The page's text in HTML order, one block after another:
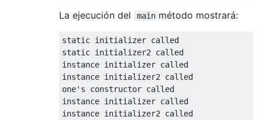
La ejecución del main método mostrará:
static
static initializer2 called
instance initializer called
instance initializer2 called
one' s constructor called
instance initializer called
instance initializer2 called